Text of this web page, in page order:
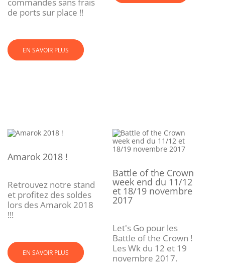
de ports sur place !!
EN SAVOIR PLUS
Amarok 2018 !
Retrouvez notre stand
et profitez des soldes
lors des Amarok 2018
!!!
EN SAVOIR PLUS
Battle of the Crown
week end du 11/12
et 18/19 novembre
2017
Let's Go pour les
Battle of the Crown !
Les Wk du 12 et 19
novembre 2017.